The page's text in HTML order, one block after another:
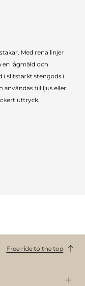
Med rena linjer
lågmäld och
i slitstarkt stengods i
användas till ljus eller
uttryck.
Free ride to the top